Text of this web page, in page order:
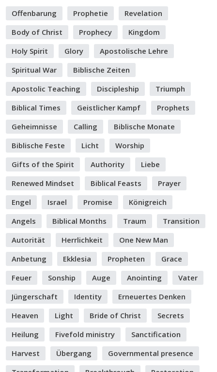
Offenbarung Prophetie
Revelation
Body of Christ
Prophecy
Kingdom
Holy Spirit
Glory
Apostolische Lehre
Spiritual War
Biblische Zeiten
Apostolic Teaching
Discipleship
Triumph
Biblical Times
Geistlicher Kampf
Prophets
Geheimnisse
Calling
Biblische Monate
Biblische Feste
Licht
Worship
Gifts of the Spirit
Authority
Liebe
Renewed Mindset
Biblical Feasts
Prayer
Engel
Israel Promise
Königreich
Angels
Biblical Months Traum
Transition
Autorität
Herrlichkeit
One New Man
Anbetung
Ekklesia Propheten
Grace
Feuer
Sonship Auge Anointing
Vater
Jüngerschaft
Identity
Erneuertes Denken
Heaven
Light Bride of Christ
Secrets
Heilung
Fivefold ministry
Sanctification
Harvest
Übergang
Governmental presence